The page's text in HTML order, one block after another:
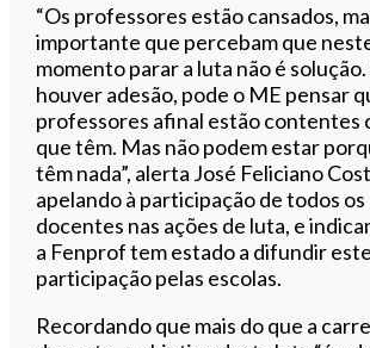
“Os professores estão cansados,
importante que percebam que
momento parar a luta não é solução.
houver adesão, pode o ME pensar
professores afinal estão contentes
que têm. Mas não podem estar
têm nada”, alerta José Feliciano
apelando à participação de todos os
docentes nas ações de luta, e
a Fenprof tem estado a difundir
participação pelas escolas.
Recordando que mais do que a